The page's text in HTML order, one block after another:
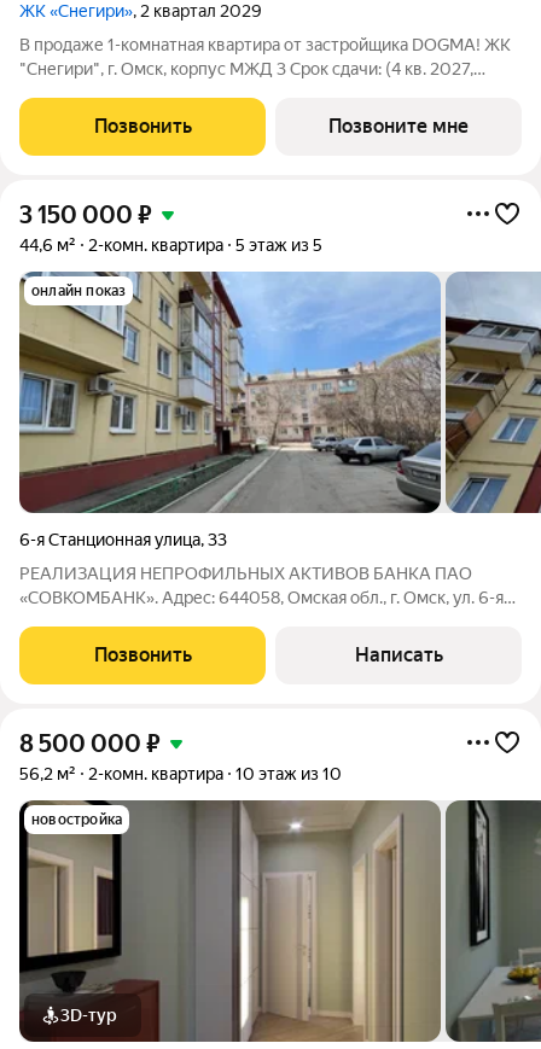
ЖК «Снегири», 2 квартал 2029
В продаже 1-комнатная квартира от застройщика DOGMA! ЖК
"Снегири", г. Омск, корпус МЖД 3 Срок сдачи: (4 кв. 2027,
счастливой жизни "Снегири" это семейный квартал, который
дарит радость простых
Позвонить Позвоните мне
3 150 000 ₽
44,6 м² 2-комн. квартира 5 этаж из 5
онлайн показ
6-я Станционная улица,33
РЕАЛИЗАЦИЯ НЕПРОФИЛЬНЫХ АКТИВОВ БАНКА ПАО
«СОВКОМБАНК». Адрес: 644058, Омская обл., г. Омск, ул. 6-я
к.квартиры общей площадью 44.6 кв.м. 5-этажный панельный
жилой дом 1965 года постройки. Во
Позвонить Написать
8 500 000 ₽
56,2 м² 2-комн. квартира 10 этаж из 10
новостройка
3D-тур